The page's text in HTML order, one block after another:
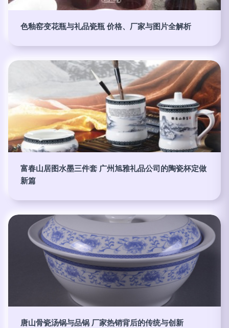
色釉窑变花瓶与礼品瓷瓶 价格、厂家与图片全解析
富春山居图水墨三件套 广州旭雅礼品公司的陶瓷杯定做
新篇
唐山骨瓷汤锅与品锅 厂家热销背后的传统与创新